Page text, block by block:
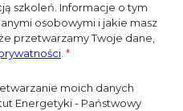
szkoleń. Informacje o tym
osobowymi i jakie masz
przetwarzamy Twoje dane,
*
moich danych
Energetyki - Państwowy